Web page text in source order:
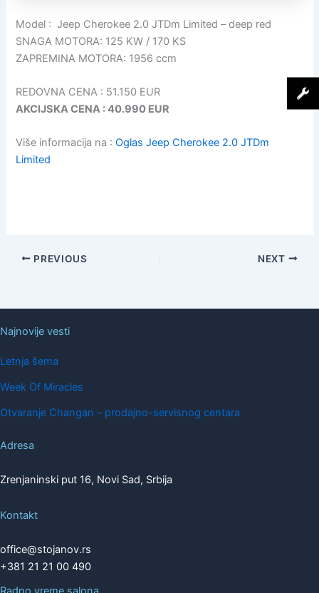
Model : Jeep Cherokee 2.0 JTDm Limited – deep red
SNAGA MOTORA: 125 KW / 170 KS
ZAPREMINA MOTORA: 1956 ccm
REDOVNA CENA : 51.150 EUR
AKCIJSKA CENA : 40.990 EUR
Više informacija na :Oglas Jeep Cherokee 2.0 JTDm
Limited
PREVIOUS NEXT
Najnovije vesti
Letnja šema
Week Of Miracles
Otvaranje Changan – prodajno-servisnog centara
Adresa
Zrenjaninski put 16, Novi Sad, Srbija
Kontakt
office@stojanov.rs
+381 21 21 00 490